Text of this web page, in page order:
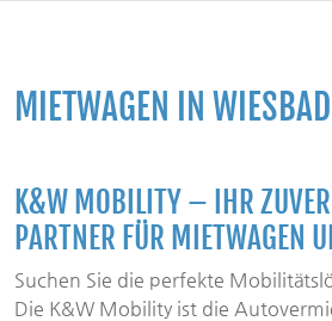
MIETWAGEN IN
K&W MOBILITY – IHR
PARTNER FÜR MIETWAGEN
Suchen Sie die perfekte
Die K&W Mobility ist die